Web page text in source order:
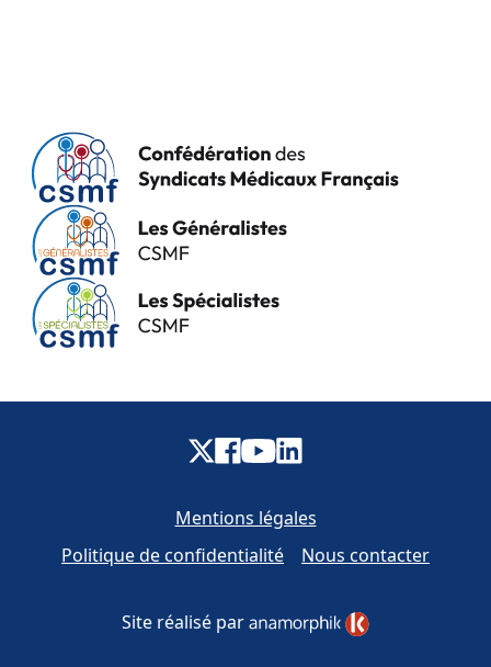
Mentions légales
Politique de confidentialité
Nous contacter
Site réalisé par